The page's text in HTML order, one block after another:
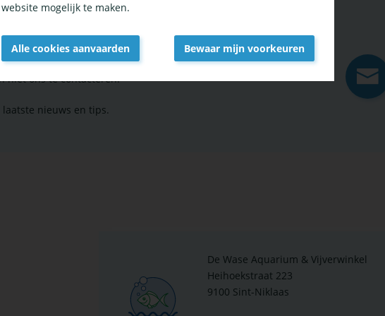
niet ons te contacteren!
nieuws en tips.
De Wase Aquarium & Vijverwinkel
Heihoekstraat 223
9100 Sint-Niklaas
website mogelijk te maken.
Alle cookies aanvaarden
Bewaar mijn voorkeuren